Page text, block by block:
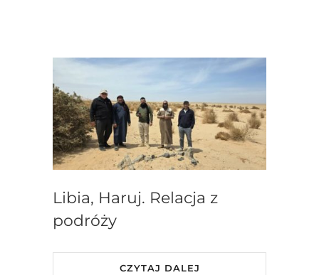
Libia, Haruj. Relacja z
podróży
CZYTAJ DALEJ